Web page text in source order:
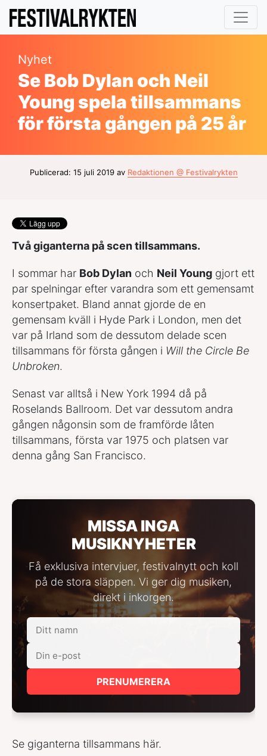
Nyhet
Se Bob Dylan och Neil
Young spela tillsammans
för första gången på 25 år
Publicerad: 15 juli 2019 av Redaktionen @ Festivalrykten
Två giganterna på scen tillsammans.
I sommar har Bob Dylan och Neil Young gjort ett
par spelningar efter varandra som ett gemensamt
konsertpaket. Bland annat gjorde de en
gemensam kväll i Hyde Park i London, men det
var på Irland som de dessutom delade scen
tillsammans för första gången i Will the Circle Be
Unbroken.
Senast var alltså i New York 1994 då på
Roselands Ballroom. Det var dessutom andra
gången någonsin som de framförde låten
tillsammans, första var 1975 och platsen var
denna gång San Francisco.
MISSA INGA
MUSIKNYHETER
Få exklusiva intervjuer, festivalnytt och koll
på de stora släppen. Vi ger dig musiken,
direkt i inkorgen.
PRENUMERERA
Se giganterna tillsammans här.